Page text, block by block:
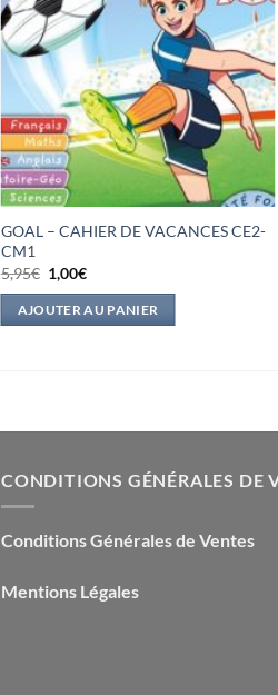
GOAL – CAHIER DE VACANCES CE2-
CM1
5,95€ Le
prix
initial
était :
1,00€Le
actuel
est :
AJOUTER AU PANIER
CONDITIONS GÉNÉRALES DE
Conditions Générales de Ventes
Mentions Légales